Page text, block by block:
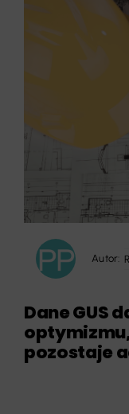
Autor:
Dane GUS
pozostaje